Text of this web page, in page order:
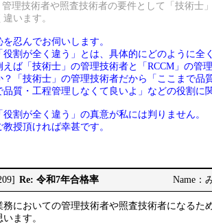
管理技術者や照査技術者の要件として「技術士
違います。
を忍んでお伺いします。
役割が全く違う」とは、具体的にどのように全
えば「技術士」の管理技術者と「RCCM」の管
？「技術士」の管理技術者だから「ここまで品
品質・工程管理しなくて良いよ」などの役割に
役割が全く違う」の真意が私には判りません。
教授頂ければ幸甚です。
Re: 令和7年合格率 Name：
務においての管理技術者や照査技術者になるた
います。